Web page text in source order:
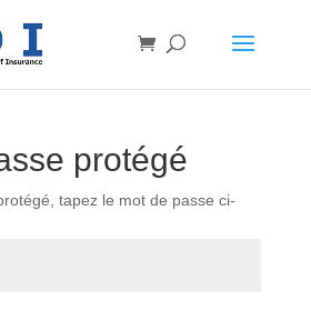
protégé
tapez le mot de passe ci-